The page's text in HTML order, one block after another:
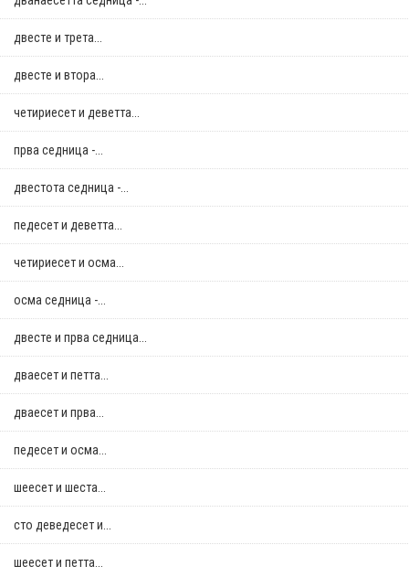
двестe и трета...
двестe и втора...
четириесет и деветта...
прва седница -...
двестота седница -...
педесет и деветта...
четириесет и осма...
осма седница -...
двестe и прва седница...
дваесет и петта...
дваесет и прва...
педесет и осма...
шеесет и шеста...
сто деведесет и...
шеесет и петта...